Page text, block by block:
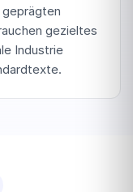
gezieltes
Industrie